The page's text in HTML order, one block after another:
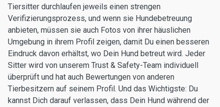
Tiersitter durchlaufen jeweils einen strengen
Verifizierungsprozess, und wenn sie Hundebetreuung
anbieten, müssen sie auch Fotos von ihrer häuslichen
Umgebung in ihrem Profil zeigen, damit Du einen besseren
Eindruck davon erhältst, wo Dein Hund betreut wird. Jeder
Sitter wird von unserem Trust & Safety-Team individuell
überprüft und hat auch Bewertungen von anderen
Tierbesitzern auf seinem Profil. Und das Wichtigste: Du
kannst Dich darauf verlassen, dass Dein Hund während der